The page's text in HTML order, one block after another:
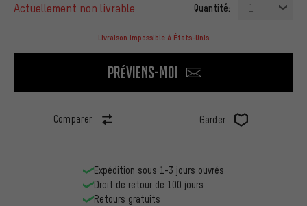
actuellement non livrable Quantité: 1
Livraison impossible à États-Unis
Préviens-moi
Comparer Garder
Expédition sous 1-3 jours ouvrés
Droit de retour de 100 jours
Retours gratuits